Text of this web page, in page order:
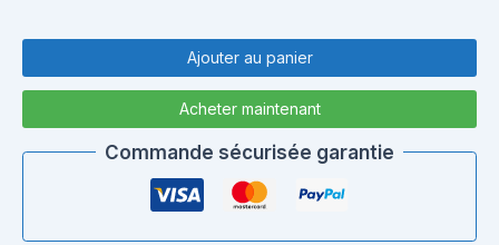
VENTILATEUR
+
Ajouter au panier
Acheter maintenant
Commande sécurisée garantie